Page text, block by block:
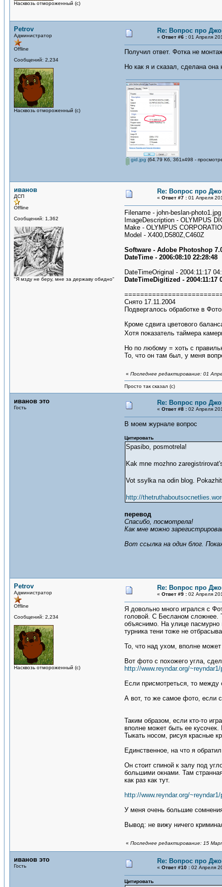
Насквозь отмороженный (с)
Petrov
Администратор
Offline
Сообщений: 2,234
Насквозь отмороженный (с)
Re: Вопрос про
« Ответ #6 : 01 Апреля
Получил ответ. Фотка не
Но как я и сказал, сделана
gid.jpg (64.79 Кб, 361x498 -
иванов
ДСП
Offline
Сообщений: 1,362
"Я мзду не беру, мне за державу обидно"
Re: Вопрос про
« Ответ #7 : 01 Апреля
Filename - john-beslan-photo1.jpg
ImageDescription - OLYMPUS
Make - OLYMPUS
Model - X400,D580Z,C460Z
Software - Adobe Photoshop
DateTime - 2006:08:10 22:28:48
DateTimeOriginal - 2004:11:17
DateTimeDigitized - 2004:11:17
Снято 17.11.2004
Подвергалось обработке в
Кроме сдвига цветового
Хотя показатель таймера
Но по любому = хоть с
То, что он там был, у меня
« Последнее редактирование: 01
Просто так сказал (с)
иванов это
Гость
Re: Вопрос про
« Ответ #8 : 02 Апреля
В моем журнале вопрос
Цитировать
Spasibo, posmotrela!
Kak mne mozhno
Vot ssylka na odin blog.
http://
перевод
Спасибо, посмотрела!
Как мне можно
Вот ссылка на один блог.
Petrov
Администратор
Offline
Сообщений: 2,234
Насквозь отмороженный (с)
Re: Вопрос про
« Ответ #9 : 02 Апреля
Я довольно много игрался с
головой. С Бесланом сложнее.
объяснимо. На улице пасмурно
турника тени тоже не
То, что над ухом, вполне
Вот фото с похожего угла,
http://www.reyndar.org/
Если присмотреться, то
А вот, то же самое фото, если с
Таким образом, если кто-то
вполне может быть ее кусочек.
Тыкать носом, рисуя красные
Единственное, на что я
Он стоит спиной к залу под
большими окнами. Там
как раз как тут.
http://www.reyndar.org/
У меня очень большие
Вывод: не вижу ничего
« Последнее редактирование: 15
иванов это
Гость
Re: Вопрос про
« Ответ #10 : 02 Апреля
Цитировать